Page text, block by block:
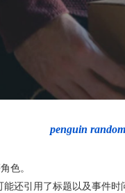
penguin
色。
还引用了标题以及事件时